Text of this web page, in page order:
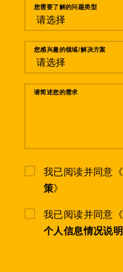
您需要了解的问题类型
您感兴趣的领域/解决方案
请简述您的需求
我已阅读并同意《
策》
我已阅读并同意《
个人信息情况说明